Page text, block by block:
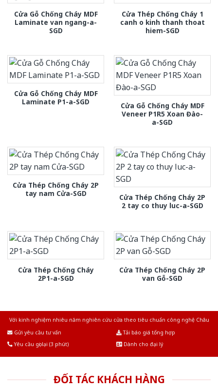
Cửa Gỗ Chống Cháy MDF
Laminate van ngang-a-
SGD
Cửa Thép Chống Cháy 1
canh o kinh thanh thoat
hiem-SGD
Cửa Gỗ Chống Cháy MDF
Laminate P1-a-SGD
Cửa Gỗ Chống Cháy MDF
Veneer P1R5 Xoan Đào-
a-SGD
Cửa Thép Chống Cháy 2P
tay nam Cửa-SGD
Cửa Thép Chống Cháy 2P
2 tay co thuy luc-a-SGD
Cửa Thép Chống Cháy
2P1-a-SGD
Cửa Thép Chống Cháy 2P
van Gỗ-SGD
Với kinh nghiệm nhiêu năm nghiên cứu cửa theo tiêu chuẩn công nghệ Châu
Gửi yêu cầu tư vấn
Tải báo giá tổng hợp
Yêu cầu gọi lại (3 phút)
Dành cho đại lý
ĐỐI TÁC KHÁCH HÀNG